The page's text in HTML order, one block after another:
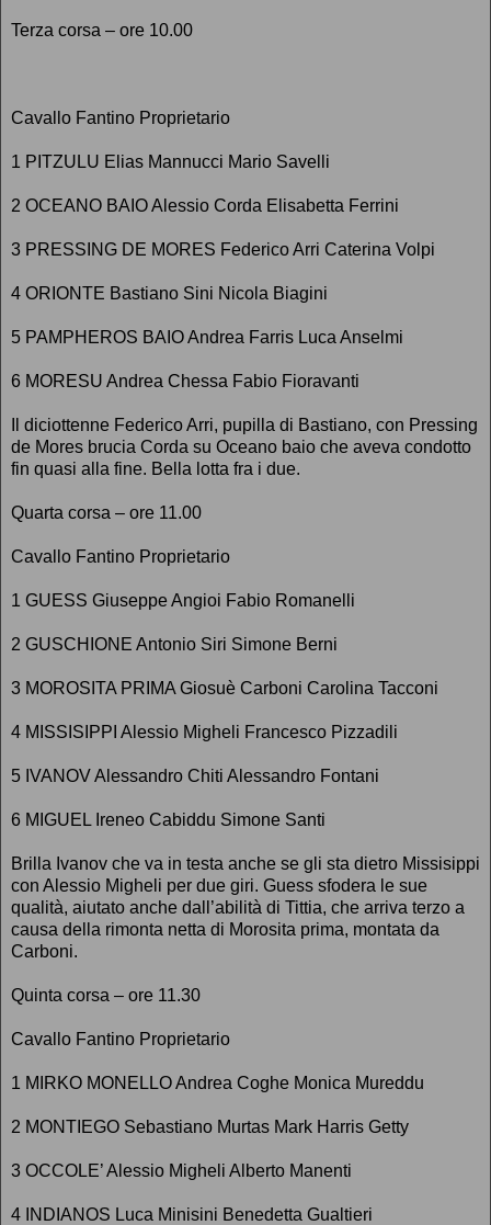
Terza corsa – ore 10.00
Cavallo Fantino Proprietario
1 PITZULU Elias Mannucci Mario Savelli
2 OCEANO BAIO Alessio Corda Elisabetta Ferrini
3 PRESSING DE MORES Federico Arri Caterina Volpi
4 ORIONTE Bastiano Sini Nicola Biagini
5 PAMPHEROS BAIO Andrea Farris Luca Anselmi
6 MORESU Andrea Chessa Fabio Fioravanti
Il diciottenne Federico Arri, pupilla di Bastiano, con Pressing
de Mores brucia Corda su Oceano baio che aveva condotto
fin quasi alla fine. Bella lotta fra i due.
Quarta corsa – ore 11.00
Cavallo Fantino Proprietario
1 GUESS Giuseppe Angioi Fabio Romanelli
2 GUSCHIONE Antonio Siri Simone Berni
3 MOROSITA PRIMA Giosuè Carboni Carolina Tacconi
4 MISSISIPPI Alessio Migheli Francesco Pizzadili
5 IVANOV Alessandro Chiti Alessandro Fontani
6 MIGUEL Ireneo Cabiddu Simone Santi
Brilla Ivanov che va in testa anche se gli sta dietro Missisippi
con Alessio Migheli per due giri. Guess sfodera le sue
qualità, aiutato anche dall’abilità di Tittia, che arriva terzo a
causa della rimonta netta di Morosita prima, montata da
Carboni.
Quinta corsa – ore 11.30
Cavallo Fantino Proprietario
1 MIRKO MONELLO Andrea Coghe Monica Mureddu
2 MONTIEGO Sebastiano Murtas Mark Harris Getty
3 OCCOLE’ Alessio Migheli Alberto Manenti
4 INDIANOS Luca Minisini Benedetta Gualtieri